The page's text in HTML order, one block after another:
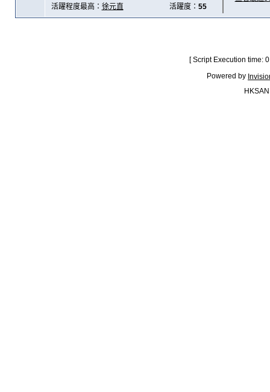
活躍程度最高： 徐元直 活躍度： 55
[ Script Execution time:
Powered by